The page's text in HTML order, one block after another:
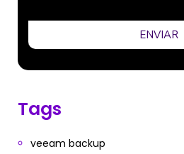
ENVIAR
Tags
veeam backup